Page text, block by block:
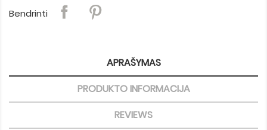
Bendrinti
APRAŠYMAS
PRODUKTO INFORMACIJA
REVIEWS